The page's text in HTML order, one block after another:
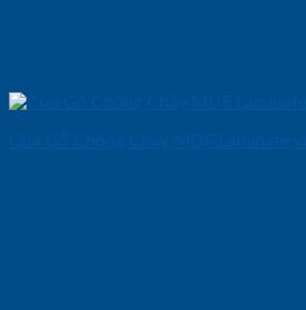
Cửa Gỗ Chống Cháy MDF Laminate